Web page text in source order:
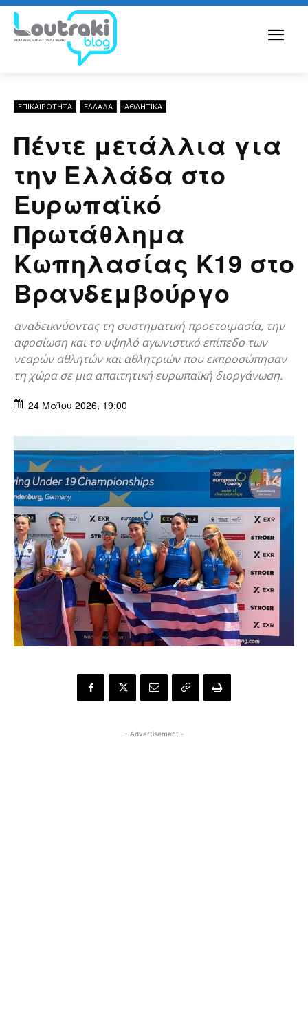
ΕΠΙΚΑΙΡΟΤΗΤΑ ΕΛΛΆΔΑ ΑΘΛΗΤΙΚΑ
Πέντε μετάλλια για
την Ελλάδα στο
Ευρωπαϊκό
Πρωτάθλημα
Κωπηλασίας Κ19 στο
Βρανδεμβούργο
αναδεικνύοντας τη συστηματική προετοιμασία, την
αφοσίωση και το υψηλό αγωνιστικό επίπεδο των
νεαρών αθλητών και αθλητριών που εκπροσώπησαν
τη χώρα σε μια απαιτητική ευρωπαϊκή διοργάνωση.
24 Μαΐου 2026, 19:00
- Advertisement -